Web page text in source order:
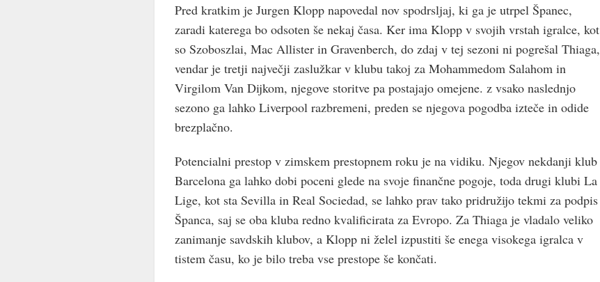
Pred kratkim je Jurgen Klopp napovedal nov spodrsljaj, ki ga je utrpel Španec,
zaradi katerega bo odsoten še nekaj časa. Ker ima Klopp v svojih vrstah igralce, kot
so Szoboszlai, Mac Allister in Gravenberch, do zdaj v tej sezoni ni pogrešal Thiaga,
vendar je tretji največji zaslužkar v klubu takoj za Mohammedom Salahom in
Virgilom Van Dijkom, njegove storitve pa postajajo omejene. z vsako naslednjo
sezono ga lahko Liverpool razbremeni, preden se njegova pogodba izteče in odide
brezplačno.
Potencialni prestop v zimskem prestopnem roku je na vidiku. Njegov nekdanji klub
Barcelona ga lahko dobi poceni glede na svoje finančne pogoje, toda drugi klubi La
Lige, kot sta Sevilla in Real Sociedad, se lahko prav tako pridružijo tekmi za podpis
Španca, saj se oba kluba redno kvalificirata za Evropo. Za Thiaga je vladalo veliko
zanimanje savdskih klubov, a Klopp ni želel izpustiti še enega visokega igralca v
tistem času, ko je bilo treba vse prestope še končati.